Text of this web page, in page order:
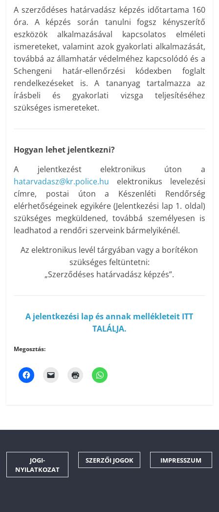
A szerződéses határvadász képzés időtartama 160
óra. A képzés során tanulni fogsz kényszerítő
eszközök alkalmazásával kapcsolatos elméleti
ismereteket, valamint azok gyakorlati alkalmazását,
továbbá az államhatár védelméhez kapcsolódó és a
Schengeni határ-ellenőrzési kódexben foglalt
rendelkezéseket is. A tananyag tartalmazza az
írásbeli és gyakorlati vizsga teljesítéséhez
szükséges ismereteket.
Hogyan lehet jelentkezni?
A jelentkezést elektronikus úton a
hatarvadasz@kr.police.hu elektronikus levelezési
címre, postai úton a Készenléti Rendőrség
elérhetőségeinek egyikére (Jelentkezési lap 1. oldal)
szükséges megküldened, továbbá személyesen is
leadhatod a rendőri szerveink bármelyikénél.
Az elektronikus levél tárgyában vagy a borítékon
szükséges feltüntetni:
„Szerződéses határvadász képzés”.
A jelentkezési lap és annak mellékleteit ITT
TALÁLJA.
Megosztás:
JOGI-
NYILATKOZAT
SZERZŐI JOGOK IMPRESSZUM